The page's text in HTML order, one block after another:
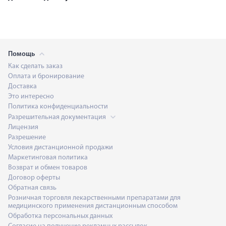
Помощь
Как сделать заказ
Оплата и бронирование
Доставка
Это интересно
Политика конфиденциальности
Разрешительная документация
Лицензия
Разрешение
Условия дистанционной продажи
Маркетинговая политика
Возврат и обмен товаров
Договор оферты
Обратная связь
Розничная торговля лекарственными препаратами для
медицинского применения дистанционным способом
Обработка персональных данных